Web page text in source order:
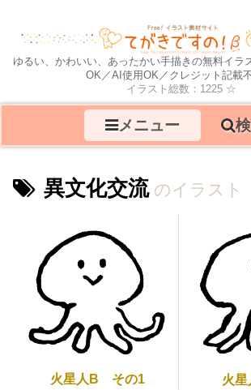
ゆるい、かわいい、あったかい手描きの無料イ
OK／AI使用OK／クレジット記載
イラスト総数：1225 ☆
メニュー
異文化交流
火星人B その1 火